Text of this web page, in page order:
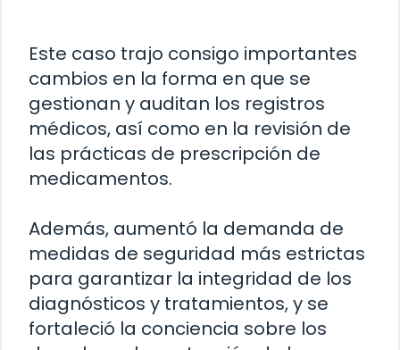
Este caso trajo consigo importantes
cambios en la forma en que se
gestionan y auditan los registros
médicos, así como en la revisión de
las prácticas de prescripción de
medicamentos.
Además, aumentó la demanda de
medidas de seguridad más estrictas
para garantizar la integridad de los
diagnósticos y tratamientos, y se
fortaleció la conciencia sobre los